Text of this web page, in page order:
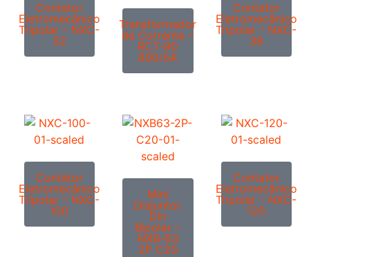
Contator
Eletromecânico
Tripolar – NXC-
32
Transformador
de Corrente –
RCT-90
800/5A
Contator
Eletromecânico
Tripolar – NXC-
38
Contator
Eletromecânico
Tripolar – NXC-
100
Mini
Disjuntor
Din
Bipolar –
NXB-63
2P C20
Contator
Eletromecânico
Tripolar – NXC-
120